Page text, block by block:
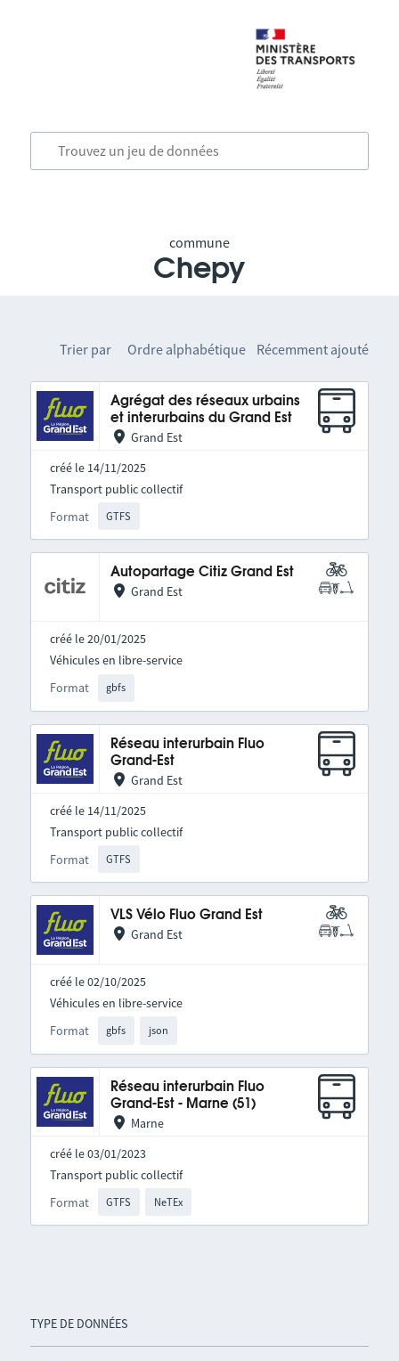
commune
Chepy
TYPE DE DONNÉES
Trier par Ordre alphabétique Récemment ajouté
Agrégat des réseaux urbains
et interurbains du Grand Est
Grand Est
créé le 14/11/2025
Format GTFS
Transport public collectif
Autopartage Citiz Grand Est
Grand Est
créé le 20/01/2025
Format gbfs
Véhicules en libre-service
Réseau interurbain Fluo
Grand-Est
Grand Est
créé le 14/11/2025
Format GTFS
Transport public collectif
VLS Vélo Fluo Grand Est
Grand Est
créé le 02/10/2025
Format gbfs json
Véhicules en libre-service
Réseau interurbain Fluo
Grand-Est - Marne (51)
Marne
créé le 03/01/2023
Format GTFS NeTEx
Transport public collectif